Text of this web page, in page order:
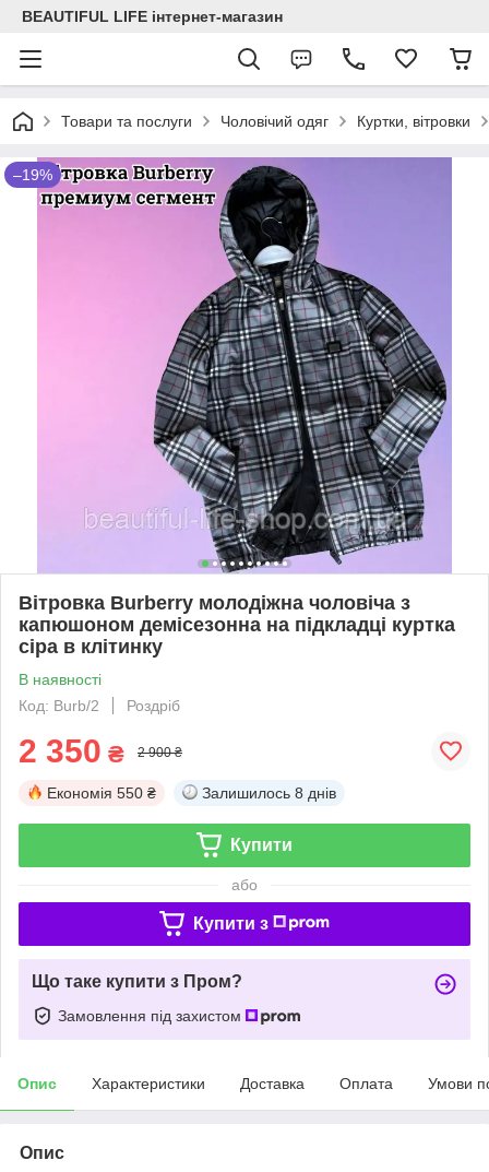
BEAUTIFUL LIFE інтернет-магазин
Товари та послуги Чоловічий одяг Куртки, вітровки
–19%
Вітровка Burberry молодіжна чоловіча з
капюшоном демісезонна на підкладці куртка
сіра в клітинку
В наявності
Код: Burb/2
Роздріб
2 350 ₴ 2 900 ₴
Економія 550 ₴ Залишилось 8 днів
Купити
або
Купити з
Що таке купити з Пром?
Замовлення під захистом
Опис Характеристики Доставка Оплата Умови
Опис